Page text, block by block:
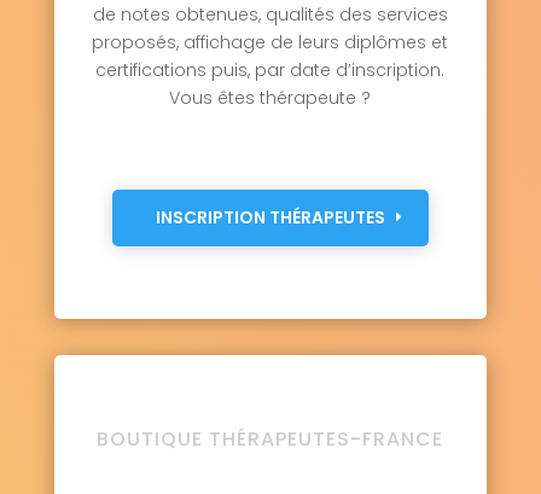
de notes obtenues, qualités des services
proposés, affichage de leurs diplômes et
certifications puis, par date d’inscription.
Vous êtes thérapeute ?
INSCRIPTION THÉRAPEUTES
BOUTIQUE THÉRAPEUTES-FRANCE